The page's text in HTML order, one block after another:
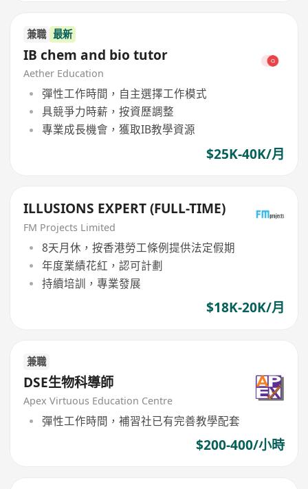
兼職 最新
IB chem and bio tutor
Aether Education
彈性工作時間，自主選擇工作模式
具競爭力時薪，按資歷調整
專業成長機會，獲取IB教學資源
$25K-40K/月
ILLUSIONS EXPERT (FULL-TIME)
FM Projects Limited
8天月休，按香港勞工條例提供法定假期
年度業績花紅，認可計劃
持續培訓，專業發展
$18K-20K/月
兼職
DSE生物科導師
Apex Virtuous Education Centre
彈性工作時間，補習社已有完善教學配套
$200-400/小時